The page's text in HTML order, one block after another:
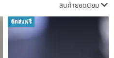
สินค้ายอดนิยม
จัดส่งฟรี